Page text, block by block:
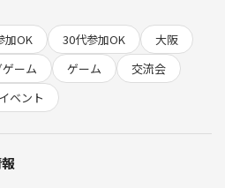
前日に参加者の方々にメッセージをお
！
加OK 30代参加OK
大阪
ーム ゲーム
交流会
イベント